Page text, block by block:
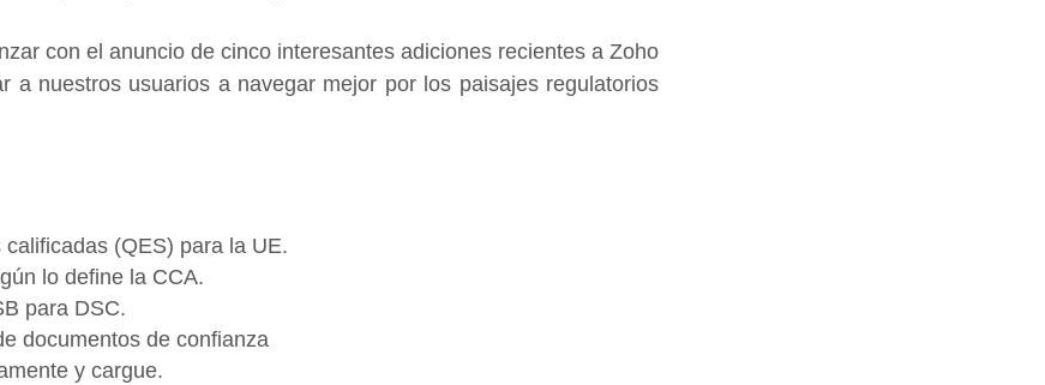
con el anuncio de cinco interesantes adiciones recientes a Zoho
a nuestros usuarios a navegar mejor por los paisajes regulatorios
(QES) para la UE.
lo define la CCA.
para DSC.
documentos de confianza
y cargue.